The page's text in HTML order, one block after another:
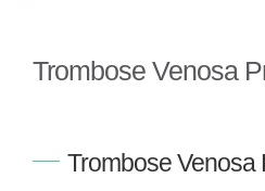
Trombose Venosa
Trombose Venosa